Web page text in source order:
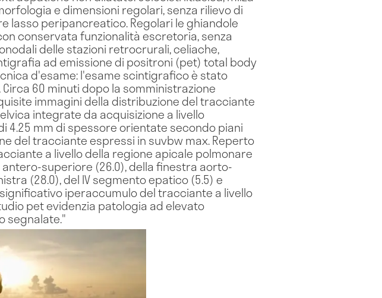
e dimensioni regolari, senza rilievo di
lasso peripancreatico. Regolari le ghiandole
conservata funzionalità escretoria, senza
delle stazioni retrocrurali, celiache,
ad emissione di positroni (pet) total body
d'esame: l'esame scintigrafico è stato
60 minuti dopo la somministrazione
immagini della distribuzione del tracciante
integrate da acquisizione a livello
4.25 mm di spessore orientate secondo piani
del tracciante espressi in suvbw max. Reperto
a livello della regione apicale polmonare
superiore (26.0), della finestra aorto-
(28.0), del IV segmento epatico (5.5) e
iperaccumulo del tracciante a livello
pet evidenzia patologia ad elevato
segnalate."